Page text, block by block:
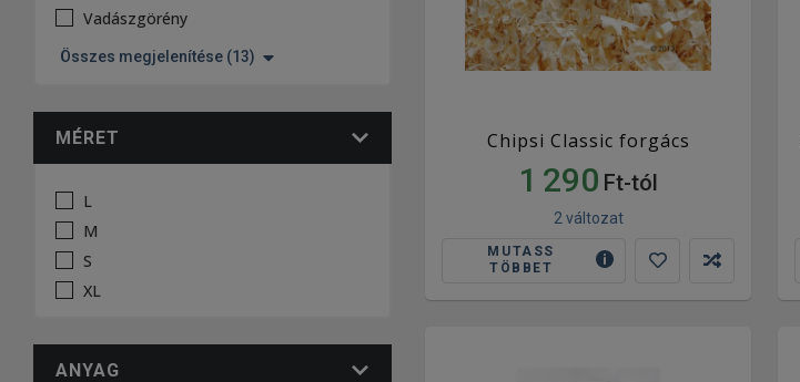
Vadászgörény
Összes megjelenítése (13)
MÉRET
L
M
S
XL
ANYAG
Chipsi Classic forgács
1 290 Ft-tól
2 változat
MUTASS
TÖBBET